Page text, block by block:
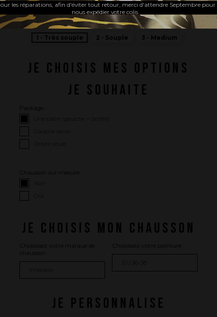
JE CHOISIS MES OPTIONS
JE SOUHAITE
Package :
Une paire (gauche + droite)
Droite seule
Chausson sur mesure :
JE CHOISIS MON CHAUSSON
Choisissez votre marque de
chausson :
Choisissez votre pointure :
JE PERSONNALISE
DURETÉ
1 - Très souple 2 - Souple 3 - Medium
les réparations, afin d'éviter tout retour, merci d'attendre Septembre pour
nous expédier votre colis.